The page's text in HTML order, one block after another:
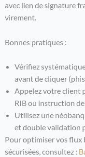
avec lien de signature
virement.
Bonnes pratiques :
Vérifiez
avant de cliquer
Appelez votre client
RIB ou instruction
Utilisez une
et double validation
Pour optimiser vos flux
sécurisées, consultez :